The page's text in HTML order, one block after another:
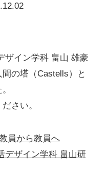
ザイン学科 畠山 雄豪
の塔（Castells）と
さい。
員から教員へ
デザイン学科 畠山研